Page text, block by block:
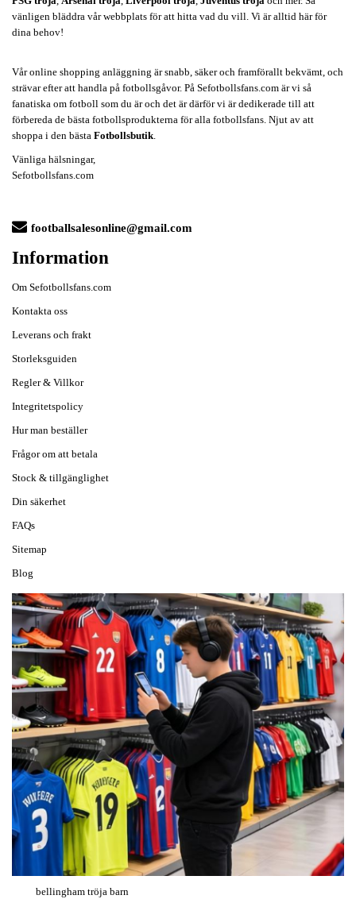
vänligen bläddra vår webbplats för att hitta vad du vill. Vi är alltid här för
dina behov!
Vår online shopping anläggning är snabb, säker och framförallt bekvämt, och
strävar efter att handla på fotbollsgåvor. På Sefotbollsfans.com är vi så
fanatiska om fotboll som du är och det är därför vi är dedikerade till att
förbereda de bästa fotbollsprodukterna för alla fotbollsfans. Njut av att
shoppa i den bästa Fotbollsbutik.
Vänliga hälsningar,
Sefotbollsfans.com
footballsalesonline@gmail.com
Information
Om Sefotbollsfans.com
Kontakta oss
Leverans och frakt
Storleksguiden
Regler & Villkor
Integritetspolicy
Hur man beställer
Frågor om att betala
Stock & tillgänglighet
Din säkerhet
FAQs
Sitemap
Blog
bellingham tröja barn